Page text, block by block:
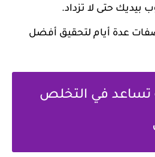
بيديك حتى لا تزداد.
عدة أيام لتحقيق أفضل
تساعد في التخلص